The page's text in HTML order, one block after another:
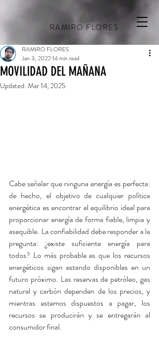
RAMIRO FLORES
MOVILIDAD DEL MAÑANA
RAMIRO FLORES
Jan 3, 202214 min read
Updated: Mar 14, 2025
Cabe señalar que ninguna energía es perfecta:
de hecho, el objetivo de cualquier política
energética es encontrar el equilibrio ideal para
proporcionar energía de forma fiable, limpia y
asequible. La confiabilidad debe responder a la
pregunta: ¿existe suficiente energía para
todos? Lo más probable es que los recursos
energéticos sigan estando disponibles en un
futuro próximo. Las reservas de petróleo, gas
natural y carbón dependen de los precios, y
mientras estemos dispuestos a pagar, los
recursos se producirán y se entregarán al
consumidor final.